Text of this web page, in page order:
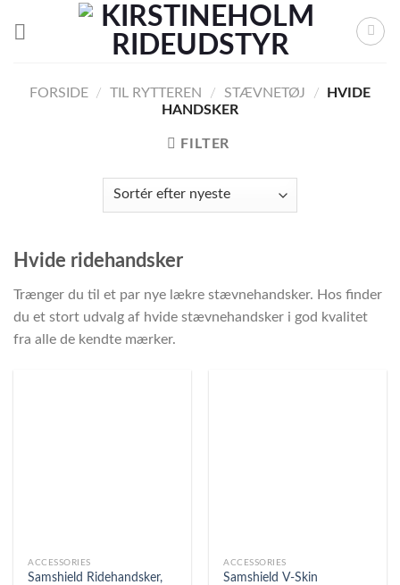
FORSIDE / TIL RYTTEREN / STÆVNETØJ /
HVIDE
HANDSKER
FILTER
Hvide ridehandsker
Trænger du til et par nye lækre stævnehandsker. Hos finder
du et stort udvalg af hvide stævnehandsker i god kvalitet
fra alle de kendte mærker.
ACCESSORIES
Samshield Ridehandsker,
ACCESSORIES
Samshield V-Skin